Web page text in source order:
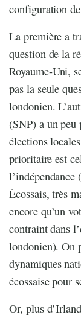
configuration
La première a
question de la
Royaume-Uni,
pas la seule
londonien.
(SNP) a un peu
élections
prioritaire est
l’indépendance
Écossais, très
encore qu’un
contraint dans
londonien). On
dynamiques
écossaise pour
Or, plus